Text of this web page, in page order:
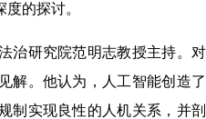
的探讨。
研究院范明志教授主持。
解。他认为，人工智能创造
制实现良性的人机关系，并